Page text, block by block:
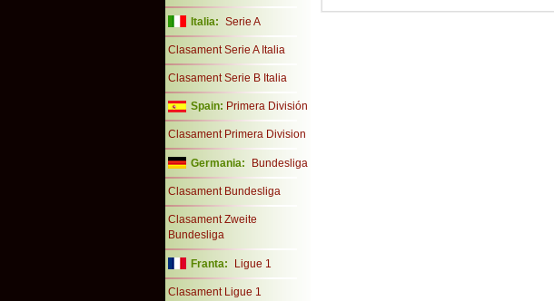
Italia: Serie A
Clasament Serie A Italia
Clasament Serie B Italia
Spain: Primera División
Clasament Primera Division
Germania: Bundesliga
Clasament Bundesliga
Clasament Zweite
Bundesliga
Franta: Ligue 1
Clasament Ligue 1